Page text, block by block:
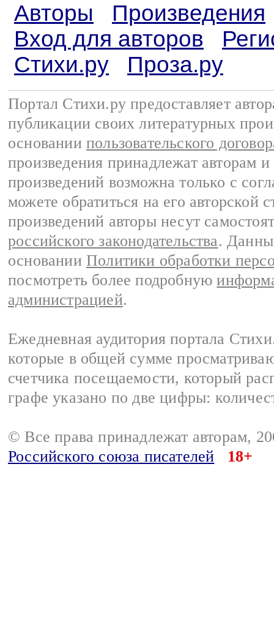
Авторы
Произведения
Вход для авторов
Стихи.ру
Проза.ру
Портал Стихи.ру предоставляет
публикации своих литературных
основании пользовательского
произведения принадлежат авторам
произведений возможна только с
можете обратиться на его авторской
произведений авторы несут
российского законодательства.
основании Политики обработки
посмотреть более подробную
администрацией.
Ежедневная аудитория портала
которые в общей сумме
счетчика посещаемости, который
графе указано по две цифры:
© Все права принадлежат авторам,
Российского союза писателей
18+